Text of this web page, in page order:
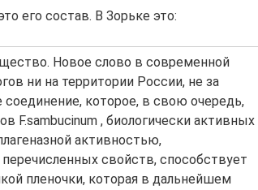
его состав. В Зорьке это:
Новое слово в современной
ни на территории России, не за
которое, в свою очередь,
F.sambucinum , биологически активных
активностью,
свойств, способствует
пленочки, которая в дальнейшем